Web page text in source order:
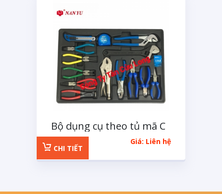
Bộ dụng cụ theo tủ mã C
14 chi tiết
Giá: Liên hệ
CHI TIẾT